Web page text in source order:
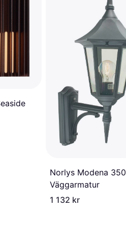
Norlys Modena 350
Väggarmatur
1 132 kr